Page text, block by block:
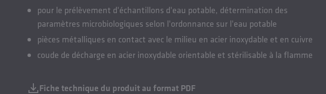
pour le prélèvement d'échantillons d'eau potable, détermination des
paramètres microbiologiques selon l'ordonnance sur l'eau potable
pièces métalliques en contact avec le milieu en acier inoxydable et en cuivre
coude de décharge en acier inoxydable orientable et stérilisable à la flamme
Fiche technique du produit au format PDF